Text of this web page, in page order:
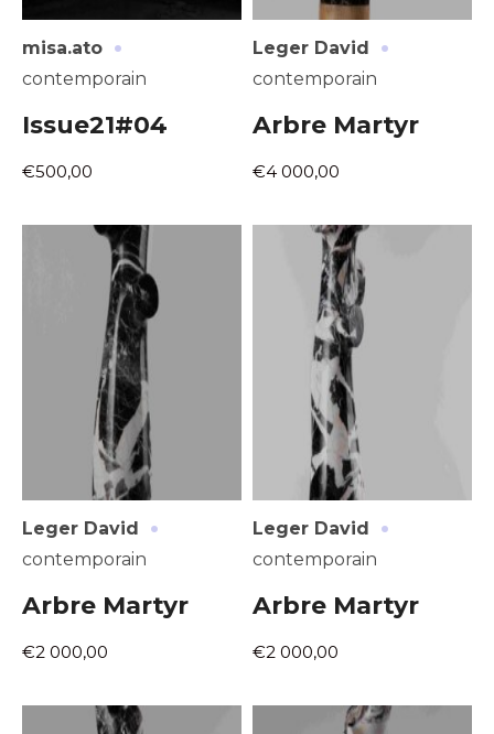
Adresse email*
Prénom
Statut / Organisation
Nom
Prénom
misa.ato ·
contemporain
Issue21#04
€500,00
Leger David ·
contemporain
Arbre Martyr
€4 000,00
Leger David ·
contemporain
Arbre Martyr
€2 000,00
Leger David ·
contemporain
Arbre Martyr
€2 000,00